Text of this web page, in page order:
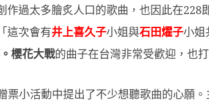
作過太多膾炙人口的歌曲，也因此在228
這次會有井上喜久子小姐與石田燿子小姐
櫻花大戰的曲子在台灣非常受歡迎，也
票小活動中提出了不少想聽歌曲的心願